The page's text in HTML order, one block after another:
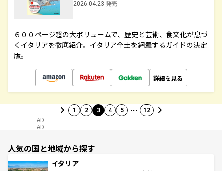
2026.04.23 発売
６００ページ超の大ボリュームで、歴史と芸術、食文化が息づ
くイタリアを徹底紹介。イタリア全土を網羅するガイドの決定
版。
詳細を見る
1 2 3 4 5 … 12
AD
AD
人気の国と地域から探す
イタリア